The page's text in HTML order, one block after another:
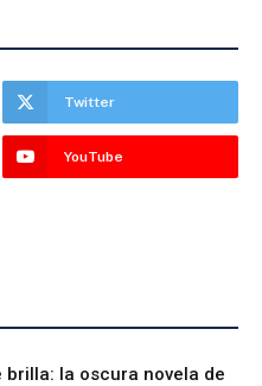
Twitter
YouTube
brilla: la oscura novela de